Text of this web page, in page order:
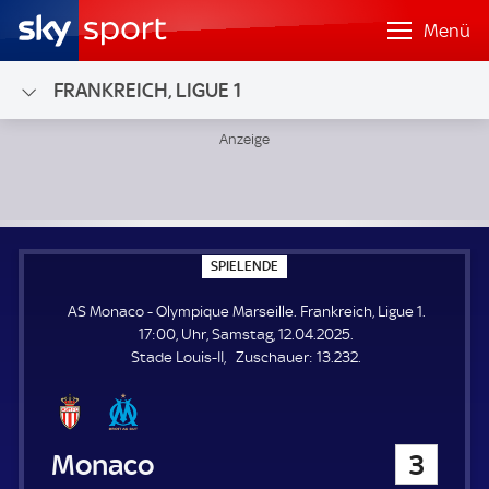
Menü
FRANKREICH, LIGUE 1
SPIELENDE
P
E
L
E
N
AS Monaco - Olympique Marseille. Frankreich, Ligue 1.
17:00, Uhr, Samstag, 12.04.2025.
Stade Louis-II
Zuschauer: Z
13.232.
AS Monaco 3